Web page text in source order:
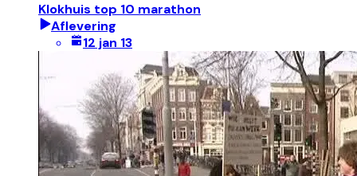
Klokhuis top 10 marathon
Aflevering
12 jan 13